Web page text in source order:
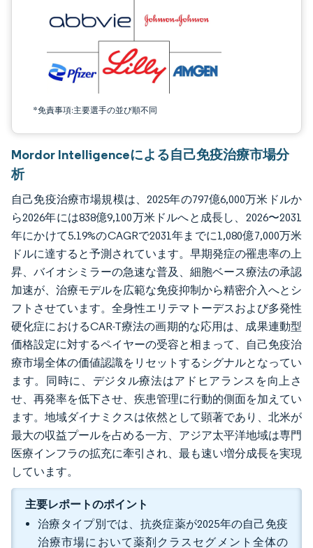
*免責事項:主要選手の並び順不同
Mordor Intelligenceによる自己免疫治療市場分
析
自己免疫治療市場規模は、2025年の797億6,000万米ドルか
ら2026年には838億9,100万米ドルへと成長し、2026〜2031
年にかけて5.19%のCAGRで2031年までに1,080億7,000万米
ドルに達すると予測されています。早期発症の罹患率の上
昇、バイオシミラーの急速な普及、細胞ベース療法の承認
加速が、治療モデルを広範な免疫抑制から精密介入へとシ
フトさせています。全身性エリテマトーデスおよび多発性
硬化症におけるCAR-T療法の画期的な応用は、成果連動型
価格設定に対するペイヤーの受容と相まって、自己免疫治
療市場全体の価値認識をリセットするシグナルとなってい
ます。同時に、デジタル療法はアドヒアランスを向上さ
せ、再発率を低下させ、疾患管理に行動的側面を加えてい
ます。地域ダイナミクスは依然として顕著であり、北米が
最大の収益プールを占める一方、アジア太平洋地域は専門
医療インフラの拡充に牽引され、最も速い増分成長を実現
しています。
主要レポートのポイント
治療タイプ別では、抗炎症薬が2025年の自己免疫
治療市場において薬剤クラスセグメント全体の